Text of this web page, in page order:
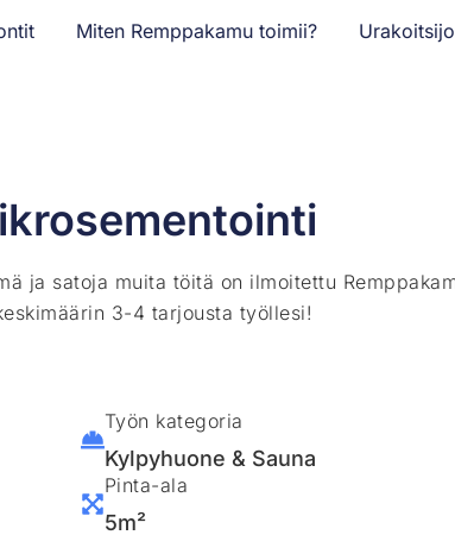
Miten Remppakamu toimii?
ja satoja muita töitä on ilmoitettu
3-4 tarjousta työllesi!
Työn kategoria
Kylpyhuone & Sauna
Pinta-ala
5m²